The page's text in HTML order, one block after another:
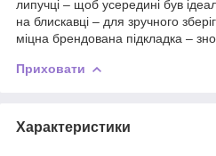
липучці – щоб усередині був
на блискавці – для зручного
міцна брендована підкладка –
Приховати
Характеристики